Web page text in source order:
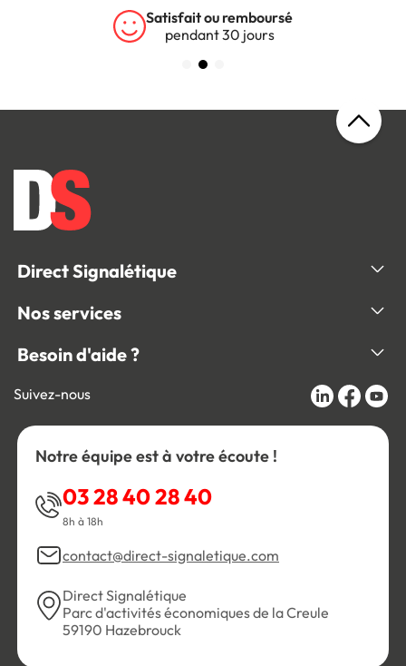
Garantie 5 ans
sur tous nos produits
Direct Signalétique
Nos services
Besoin d'aide ?
Suivez-nous
Notre équipe est à votre écoute !
03 28 40 28 40
8h à 18h
contact@direct-signaletique.com
Direct Signalétique
Parc d'activités économiques de la Creule
59190 Hazebrouck